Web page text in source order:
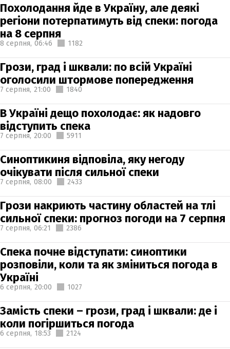
Похолодання йде в Україну, але деякі
регіони потерпатимуть від спеки: погода
на 8 серпня
8 серпня, 06:46 1182
Грози, град і шквали: по всій Україні
оголосили штормове попередження
7 серпня, 21:00 1840
В Україні дещо похолодає: як надовго
відступить спека
7 серпня, 20:00 5911
Синоптикиня відповіла, яку негоду
очікувати після сильної спеки
7 серпня, 08:00 2433
Грози накриють частину областей на тлі
сильної спеки: прогноз погоди на 7 серпня
7 серпня, 06:21 2386
Спека почне відступати: синоптики
розповіли, коли та як зміниться погода в
Україні
6 серпня, 20:00 1027
Замість спеки – грози, град і шквали: де і
коли погіршиться погода
6 серпня, 18:53 2124